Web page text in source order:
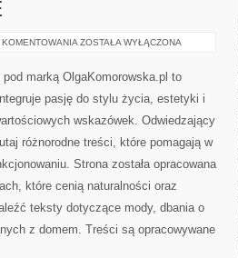
SPOŁECZNOŚĆ
ZOSTAŁA WYŁĄCZONA
pod marką OlgaKomorowska.pl to
pasję do stylu życia, estetyki i
wskazówek. Odwiedzający
różnorodne treści, które pomagają w
Strona została opracowana
które cenią naturalności oraz
teksty dotyczące mody, dbania o
z domem. Treści są opracowywane